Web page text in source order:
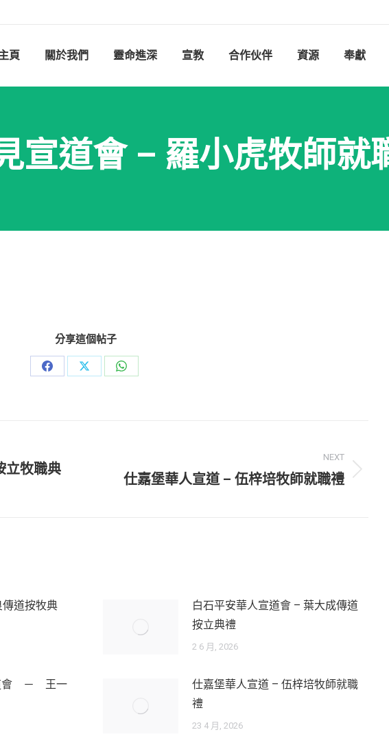
頁 關於我們 靈命進深 宣教 合作伙伴 資源 奉獻
宣道會 – 羅小虎牧師就
分享這個帖子
Share
Share
Share
立牧職典
NEXT
Next仕嘉堡華人宣道 – 伍梓培牧師就職禮
道按牧典
白石平安華人宣道會 – 葉大成傳道
按立典禮
2 6 月, 2026
會 － 王一
仕嘉堡華人宣道 – 伍梓培牧師就職
禮
23 4 月, 2026